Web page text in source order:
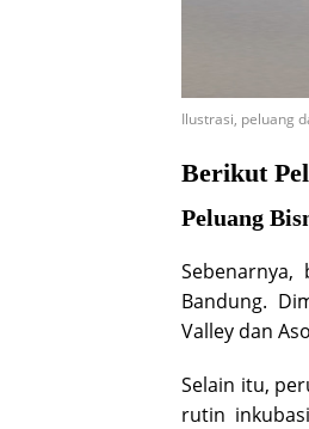
Ilustrasi, peluang
Berikut
Peluang
Bandung.
Valley dan
Selain itu,
rutin